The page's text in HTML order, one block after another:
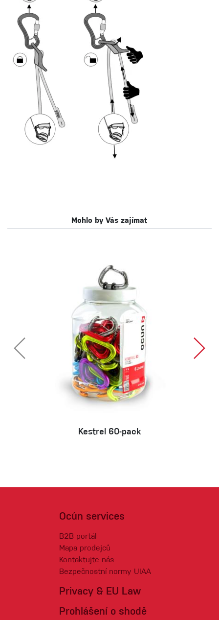
Mohlo by Vás zajímat
Kestrel 60-pack
Ocún services
B2B portál
Mapa prodejců
Kontaktujte nás
Bezpečnostní normy UIAA
Privacy & EU Law
Prohlášení o shodě